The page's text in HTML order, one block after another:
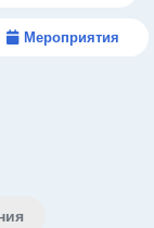
Мероприятия